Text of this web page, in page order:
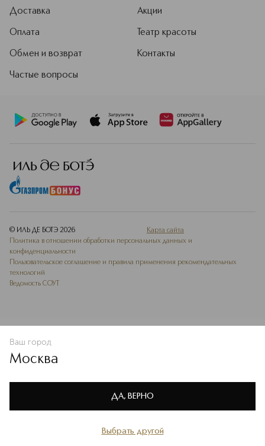
Политике конфиденциальности
В КОРЗИНУ
Доставка
Оплата
Обмен и возврат
Частые вопросы
Акции
Театр красоты
Контакты
© ИЛЬ ДЕ БОТЭ 2026
Карта сайта
Политика в отношении обработки персональных данных и
конфиденциальности
Пользовательское соглашение и правила применения рекомендательных
технологий
Ведомость СОУТ
Избранное
Ваш город
Москва
Выбрать другой
ДА, ВЕРНО